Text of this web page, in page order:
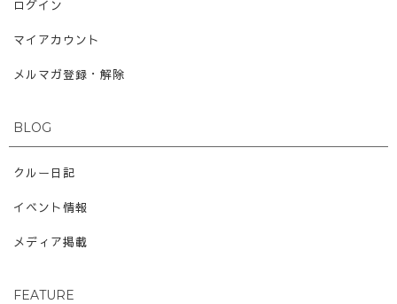
ログイン
マイアカウント
メルマガ登録・解除
BLOG
クルー日記
イベント情報
メディア掲載
FEATURE